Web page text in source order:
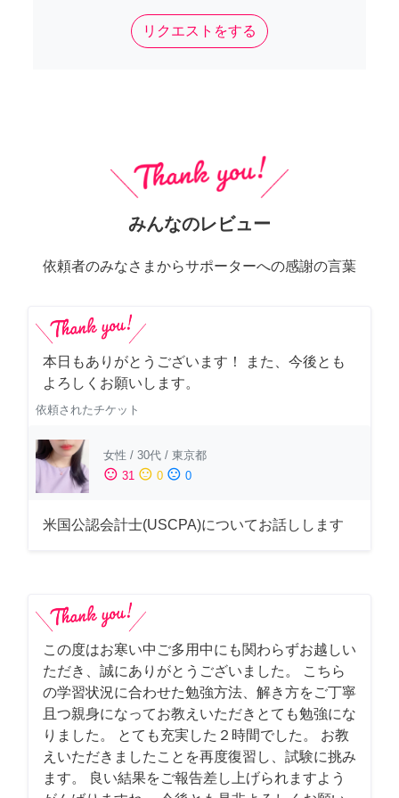
リクエストをする
みんなのレビュー
依頼者のみなさまからサポーターへの感謝の言葉
本日もありがとうございます！ また、今後とも
よろしくお願いします。
依頼されたチケット
女性 / 30代 / 東京都
sentiment_satisfied 31 sentiment_neutral 0 sentiment_dissatisfied 0
米国公認会計士(USCPA)についてお話しします
この度はお寒い中ご多用中にも関わらずお越しい
ただき、誠にありがとうございました。 こちら
の学習状況に合わせた勉強方法、解き方をご丁寧
且つ親身になってお教えいただきとても勉強にな
りました。 とても充実した２時間でした。 お教
えいただきましたことを再度復習し、試験に挑み
ます。 良い結果をご報告差し上げられますよう